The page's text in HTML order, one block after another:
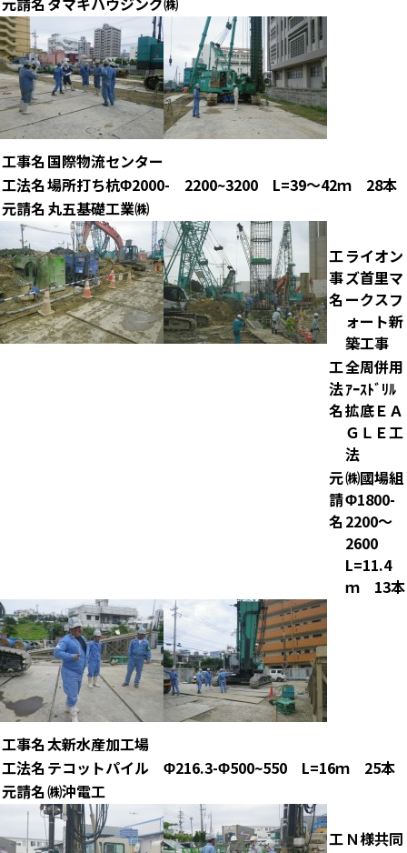
工事名国際物流センター
工法名場所打ち杭Φ2000- 2200~3200 L=39～42ｍ 28本
元請名丸五基礎工業㈱
工
事
名
ライオン
ズ首里マ
ークスフ
ォート新
築工事
工
法
名
全周併用
ｱｰｽﾄﾞﾘﾙ
拡底ＥＡ
ＧＬＥ工
法
元
請
名
㈱國場組
Φ1800-
2200～
2600
L=11.4
ｍ 13本
工事名太新水産加工場
工法名テコットパイル Φ216.3-Φ500~550 L=16ｍ 25本
元請名㈱沖電工
工 Ｎ様共同